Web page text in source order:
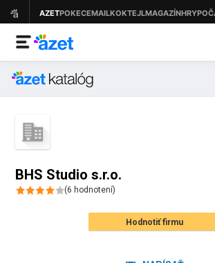
BHS Studio s.r.o.
(6 hodnotení)
Hodnotiť firmu